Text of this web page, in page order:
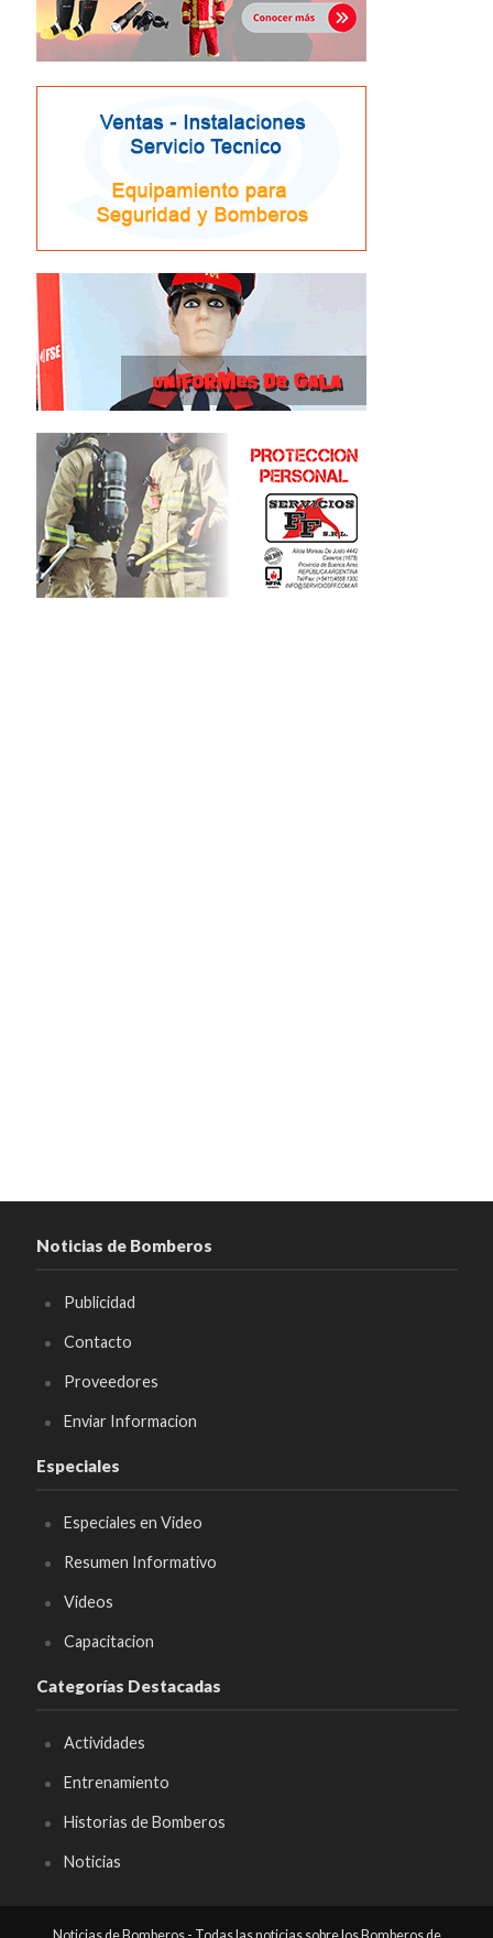
Noticias de Bomberos
Publicidad
Contacto
Proveedores
Enviar Informacion
Especiales
Especiales en Video
Resumen Informativo
Videos
Capacitacion
Categorías Destacadas
Actividades
Entrenamiento
Historias de Bomberos
Noticias